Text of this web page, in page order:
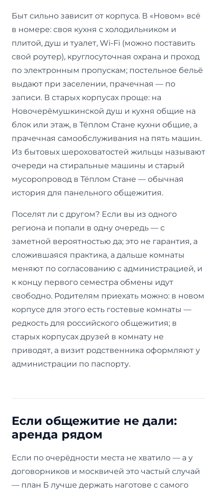
Быт сильно зависит от корпуса. В «Новом» всё
в номере: своя кухня с холодильником и
плитой, душ и туалет, Wi-Fi (можно поставить
свой роутер), круглосуточная охрана и проход
по электронным пропускам; постельное бельё
выдают при заселении, прачечная — по
записи. В старых корпусах проще: на
Новочерёмушкинской душ и кухня общие на
блок или этаж, в Тёплом Стане кухни общие, а
прачечная самообслуживания на пять машин.
Из бытовых шероховатостей жильцы называют
очереди на стиральные машины и старый
мусоропровод в Тёплом Стане — обычная
история для панельного общежития.
Поселят ли с другом? Если вы из одного
региона и попали в одну очередь — с
заметной вероятностью да; это не гарантия, а
сложившаяся практика, а дальше комнаты
меняют по согласованию с администрацией, и
к концу первого семестра обмены идут
свободно. Родителям приехать можно: в новом
корпусе для этого есть гостевые комнаты —
редкость для российского общежития; в
старых корпусах друзей в комнату не
приводят, а визит родственника оформляют у
администрации по паспорту.
Если общежитие не дали:
аренда рядом
Если по очерёдности места не хватило — а у
договорников и москвичей это частый случай
— план Б лучше держать наготове с самого